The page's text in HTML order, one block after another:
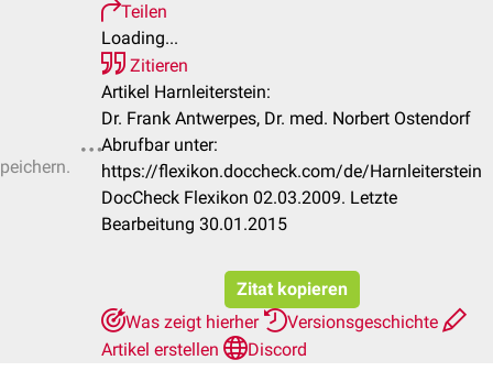
Teilen
Loading...
Zitieren
Artikel Harnleiterstein:
Dr. Frank Antwerpes, Dr. med. Norbert Ostendorf
Abrufbar unter:
https://flexikon.doccheck.com/de/Harnleiterstein
DocCheck Flexikon 02.03.2009. Letzte
Bearbeitung 30.01.2015
Zitat kopieren
Was zeigt hierher
Versionsgeschichte
Artikel erstellen
Discord